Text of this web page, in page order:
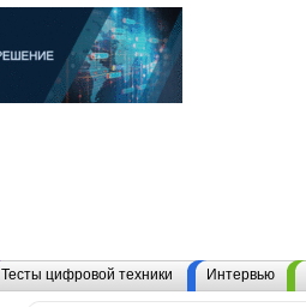
Тесты цифровой техники Интервью